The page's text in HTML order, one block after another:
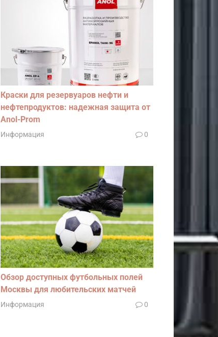
Краски для резервуаров нефти и
нефтепродуктов: надежная защита от
Anol-Prom
Информация 0
Обзор доступных футбольных полей
Москвы для любительских матчей
Информация 0